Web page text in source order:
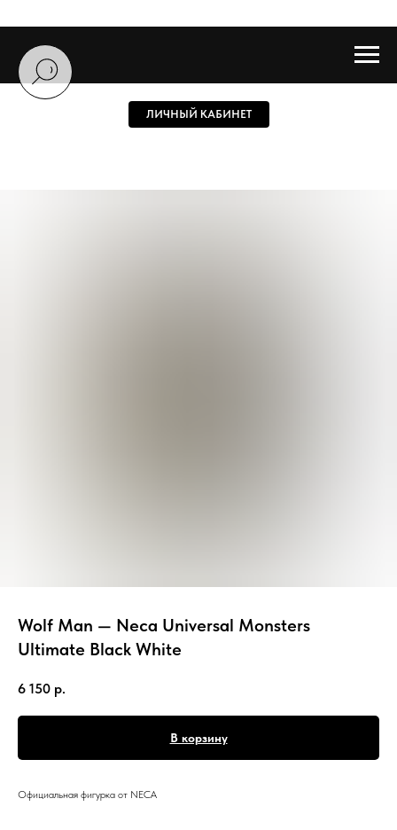
ЛИЧНЫЙ КАБИНЕТ
Wolf Man — Neca Universal Monsters
Ultimate Black White
6 150 р.
В корзину
Официальная фигурка от NECA